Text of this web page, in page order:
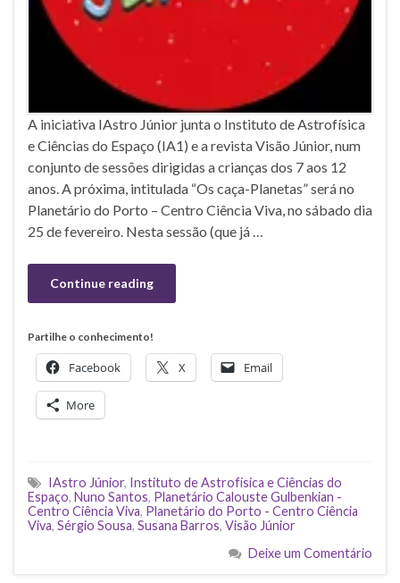
A iniciativa IAstro Júnior junta o Instituto de Astrofísica
e Ciências do Espaço (IA1) e a revista Visão Júnior, num
conjunto de sessões dirigidas a crianças dos 7 aos 12
anos. A próxima, intitulada “Os caça-Planetas” será no
Planetário do Porto – Centro Ciência Viva, no sábado dia
25 de fevereiro. Nesta sessão (que já …
Continue reading
Partilhe o conhecimento!
Facebook X Email
More
IAstro Júnior, Instituto de Astrofísica e Ciências do
Espaço, Nuno Santos, Planetário Calouste Gulbenkian -
Centro Ciência Viva, Planetário do Porto - Centro Ciência
Viva, Sérgio Sousa, Susana Barros, Visão Júnior
Deixe um Comentário